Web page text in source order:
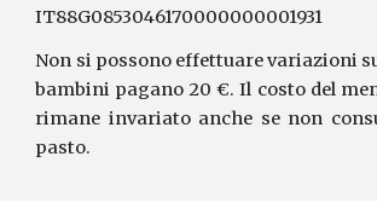
IT88G0853046170000000001931
Non si possono effettuare variazioni
bambini pagano 20 €. Il costo del
rimane invariato anche se non
pasto.